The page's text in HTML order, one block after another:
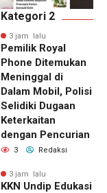
Kategori 2
3 jam lalu
Pemilik Royal
Phone Ditemukan
Meninggal di
Dalam Mobil, Polisi
Selidiki Dugaan
Keterkaitan
dengan Pencurian
3 Redaksi
3 jam lalu
KKN Undip Edukasi